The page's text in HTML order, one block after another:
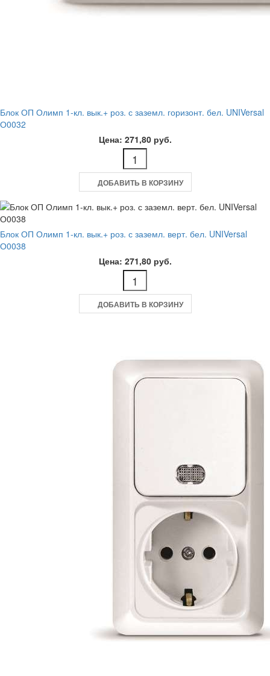
Блок ОП Олимп 1-кл. вык.+ роз. с заземл. горизонт. бел. UNIVersal
О0032
Цена: 271,80 руб.
ДОБАВИТЬ В КОРЗИНУ
Блок ОП Олимп 1-кл. вык.+ роз. с заземл. верт. бел. UNIVersal
О0038
Цена: 271,80 руб.
ДОБАВИТЬ В КОРЗИНУ